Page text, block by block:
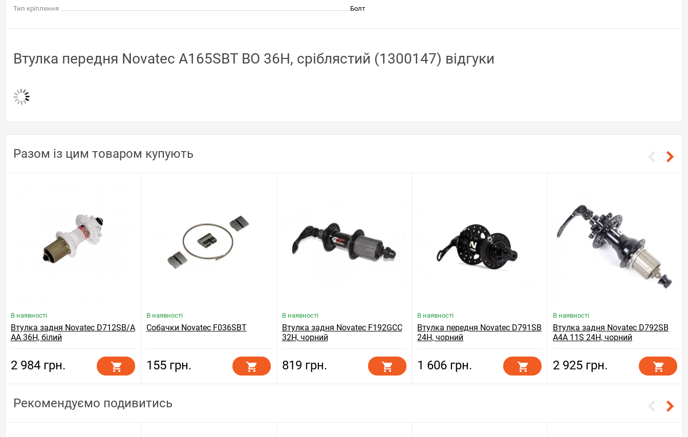
Тип кріплення
Болт
Втулка передня Novatec A165SBT BO 36H, сріблястий (1300147) відгуки
Разом із цим товаром купують
В наявності
Втулка задня Novatec D712SB/A
AA 36H, білий
2 984 грн.
В наявності
Собачки Novatec F036SBT
155 грн.
В наявності
Втулка задня Novatec F192GCC
32H, чорний
819 грн.
В наявності
Втулка передня Novatec D791SB
24H, чорний
1 606 грн.
В наявності
Втулка задня Novatec D792SB
A4A 11S 24H, чорний
2 925 грн.
Рекомендуємо подивитись